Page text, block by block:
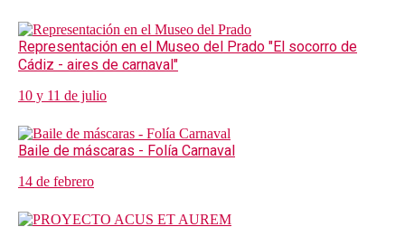
Representación en el Museo del Prado "El socorro de
Cádiz - aires de carnaval"
10 y 11 de julio
Baile de máscaras - Folía Carnaval
14 de febrero